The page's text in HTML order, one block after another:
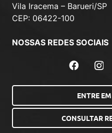
Vila Iracema – Barueri/SP
CEP: 06422-100
NOSSAS REDES SOCIAIS
ENTRE
CONSULTAR